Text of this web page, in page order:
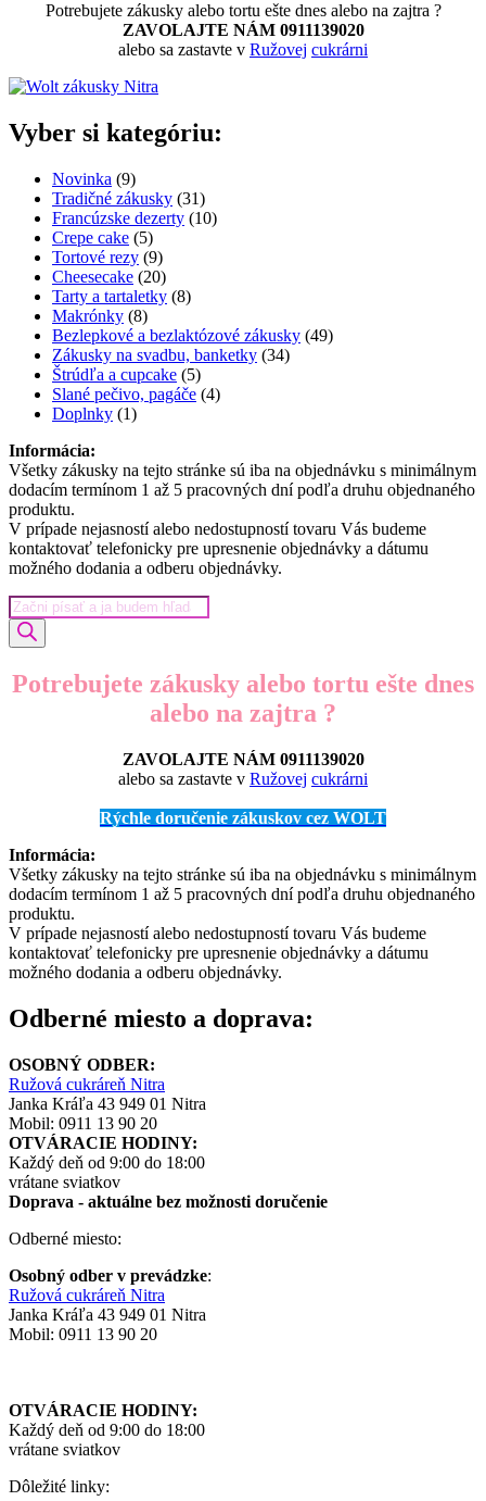
Potrebujete zákusky alebo tortu ešte dnes alebo na zajtra ?
ZAVOLAJTE NÁM 0911139020
alebo sa zastavte v Ružovej cukrárni
Vyber si kategóriu:
Novinka 99
produktov
Tradičné zákusky 3131
produktov
Francúzske dezerty 1010
Crepe cake 55
produktov
Tortové rezy 99
produktov
Cheesecake 2020
produktov
Tarty a tartaletky 88
Makrónky 88
produktov
Bezlepkové a bezlaktózové zákusky 4949
Zákusky na svadbu, banketky 3434
Štrúdľa a cupcake 55
produktov
Slané pečivo, pagáče 44
Doplnky 11
Informácia:
Všetky zákusky na tejto stránke sú iba na objednávku s minimálnym
dodacím termínom 1 až 5 pracovných dní podľa druhu objednaného
produktu.
V prípade nejasností alebo nedostupností tovaru Vás budeme
kontaktovať telefonicky pre upresnenie objednávky a dátumu
možného dodania a odberu objednávky.
Products
search
Potrebujete zákusky alebo tortu ešte dnes
alebo na zajtra ?
ZAVOLAJTE NÁM 0911139020
alebo sa zastavte v Ružovej cukrárni
Rýchle doručenie zákuskov cez WOLT
Informácia:
Všetky zákusky na tejto stránke sú iba na objednávku s minimálnym
dodacím termínom 1 až 5 pracovných dní podľa druhu objednaného
produktu.
V prípade nejasností alebo nedostupností tovaru Vás budeme
kontaktovať telefonicky pre upresnenie objednávky a dátumu
možného dodania a odberu objednávky.
Odberné miesto a doprava:
OSOBNÝ ODBER:
Ružová cukráreň Nitra
Janka Kráľa 43 949 01 Nitra
Mobil: 0911 13 90 20
OTVÁRACIE HODINY:
Každý deň od 9:00 do 18:00
vrátane sviatkov
Doprava - aktuálne bez možnosti doručenie
Odberné miesto:
Osobný odber v prevádzke:
Ružová cukráreň Nitra
Janka Kráľa 43 949 01 Nitra
Mobil: 0911 13 90 20
OTVÁRACIE HODINY:
Každý deň od 9:00 do 18:00
vrátane sviatkov
Dôležité linky: